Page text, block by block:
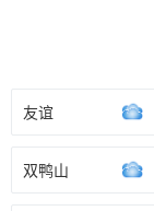
友谊
双鸭山